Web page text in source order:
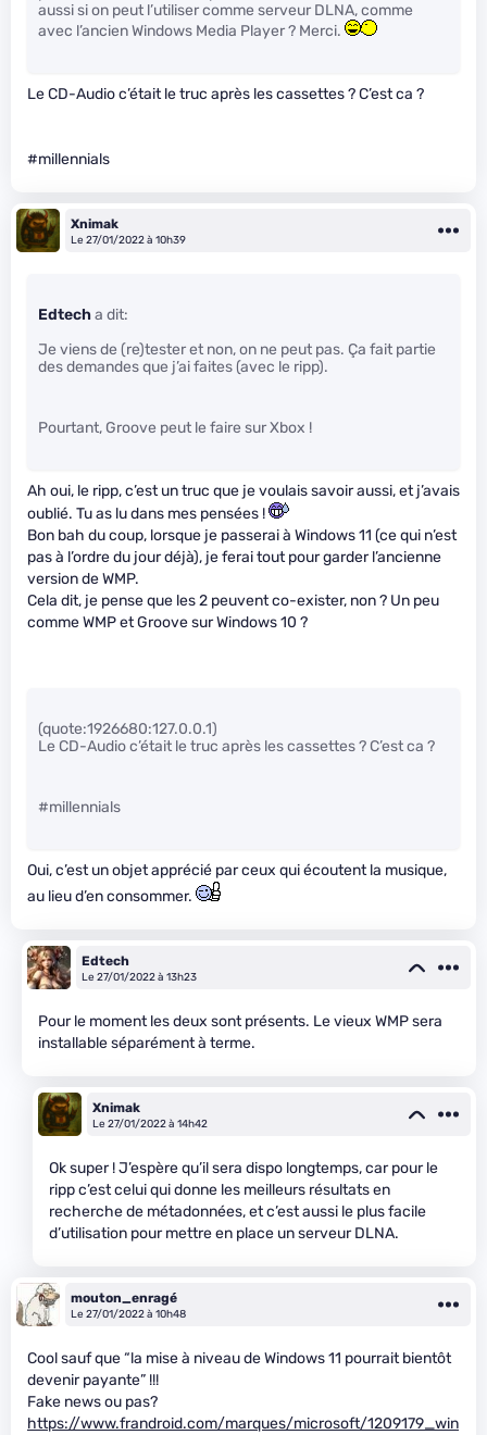
aussi si on peut l’utiliser comme serveur DLNA, comme
avec l’ancien Windows Media Player ? Merci.
Le CD-Audio c’était le truc après les cassettes ? C’est ca ?
#millennials
Xnimak
Le 27/01/2022 à 10h39
Edtecha dit:
Je viens de (re)tester et non, on ne peut pas. Ça fait partie
des demandes que j’ai faites (avec le ripp).
Pourtant, Groove peut le faire sur Xbox !
Ah oui, le ripp, c’est un truc que je voulais savoir aussi, et j’avais
oublié. Tu as lu dans mes pensées !
Bon bah du coup, lorsque je passerai à Windows 11 (ce qui n’est
pas à l’ordre du jour déjà), je ferai tout pour garder l’ancienne
version de WMP.
Cela dit, je pense que les 2 peuvent co-exister, non ? Un peu
comme WMP et Groove sur Windows 10 ?
(quote:1926680:127.0.0.1)
Le CD-Audio c’était le truc après les cassettes ? C’est ca ?
#millennials
Oui, c’est un objet apprécié par ceux qui écoutent la musique,
au lieu d’en consommer.
Edtech
Le 27/01/2022 à 13h23
Pour le moment les deux sont présents. Le vieux WMP sera
installable séparément à terme.
Xnimak
Le 27/01/2022 à 14h42
Ok super ! J’espère qu’il sera dispo longtemps, car pour le
ripp c’est celui qui donne les meilleurs résultats en
recherche de métadonnées, et c’est aussi le plus facile
d’utilisation pour mettre en place un serveur DLNA.
mouton_enragé
Le 27/01/2022 à 10h48
Cool sauf que “la mise à niveau de Windows 11 pourrait bientôt
devenir payante” !!!
Fake news ou pas?
https://www.frandroid.com/marques/microsoft/1209179_win